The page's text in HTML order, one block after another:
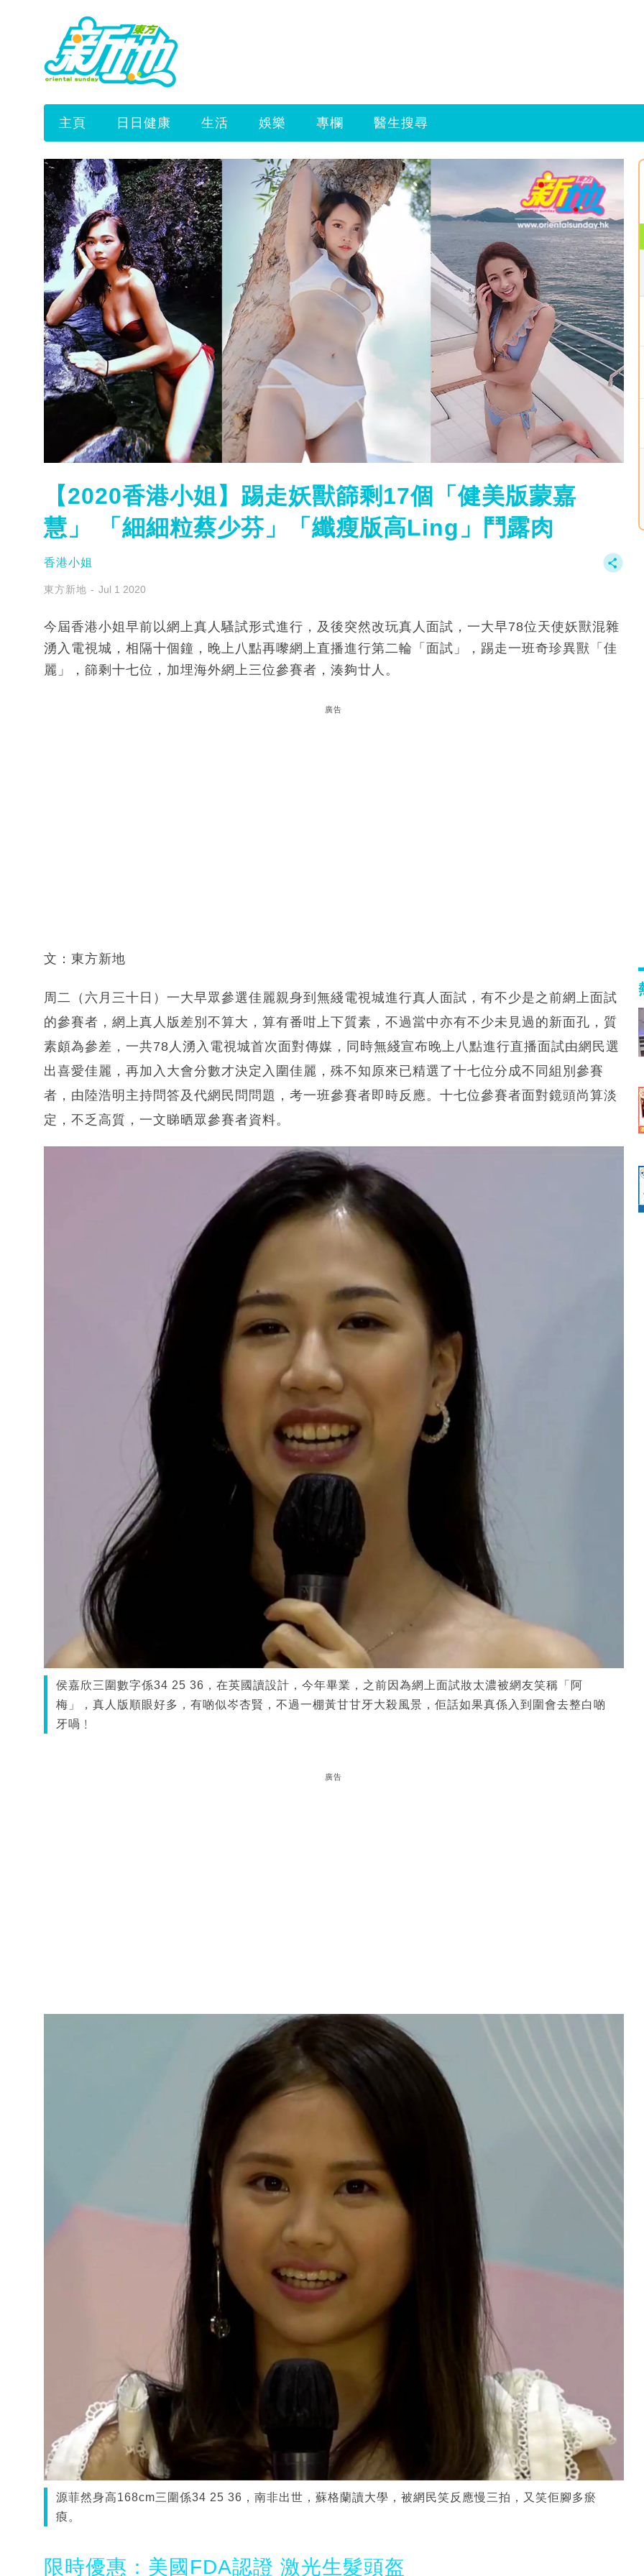
主頁 日日健康 生活 娛樂 專欄 醫生搜尋
【2020香港小姐】踢走妖獸篩剩17個「健美版蒙嘉
慧」 「細細粒蔡少芬」「纖瘦版高Ling」鬥露肉
香港小姐
東方新地 Jul 1 2020
今屆香港小姐早前以網上真人騷試形式進行，及後突然改玩真人面試，一大早78位天使妖獸混雜
湧入電視城，相隔十個鐘，晚上八點再嚟網上直播進行第二輪「面試」，踢走一班奇珍異獸「佳
麗」，篩剩十七位，加埋海外網上三位參賽者，湊夠廿人。
廣告
文：東方新地
周二（六月三十日）一大早眾參選佳麗親身到無綫電視城進行真人面試，有不少是之前網上面試
的參賽者，網上真人版差別不算大，算有番咁上下質素，不過當中亦有不少未見過的新面孔，質
素頗為參差，一共78人湧入電視城首次面對傳媒，同時無綫宣布晚上八點進行直播面試由網民選
出喜愛佳麗，再加入大會分數才決定入圍佳麗，殊不知原來已精選了十七位分成不同組別參賽
者，由陸浩明主持問答及代網民問問題，考一班參賽者即時反應。十七位參賽者面對鏡頭尚算淡
定，不乏高質，一文睇晒眾參賽者資料。
侯嘉欣三圍數字係34 25 36，在英國讀設計，今年畢業，之前因為網上面試妝太濃被網友笑稱「阿
梅」，真人版順眼好多，有啲似岑杏賢，不過一棚黃甘甘牙大殺風景，佢話如果真係入到圍會去整白啲
牙喎﹗
廣告
源菲然身高168cm三圍係34 25 36，南非出世，蘇格蘭讀大學，被網民笑反應慢三拍，又笑佢腳多瘀
㾗。
限時優惠：美國FDA認證 激光生髮頭盔